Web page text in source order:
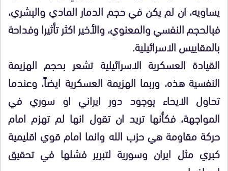
يساويه، ان لم يكن في حجم الدمار المادي والبشري،
فبالحجم النفسي والمعنوي، والأخير اكثر تأثيرا وفداحة
بالمقاييس الاسرائيلية.
القيادة العسكرية الاسرائيلية تشعر بحجم الهزيمة
النفسية هذه، وربما الهزيمة العسكرية ايضاً، وعندما
تحاول الايحاء بوجود دور ايراني او سوري في
المواجهة، فكأنها تريد ان تقول انها لم تهزم امام
حركة مقاومة هي حزب الله وانما امام قوي اقليمية
كبري مثل ايران وسورية لتبرير فشلها في تحقيق